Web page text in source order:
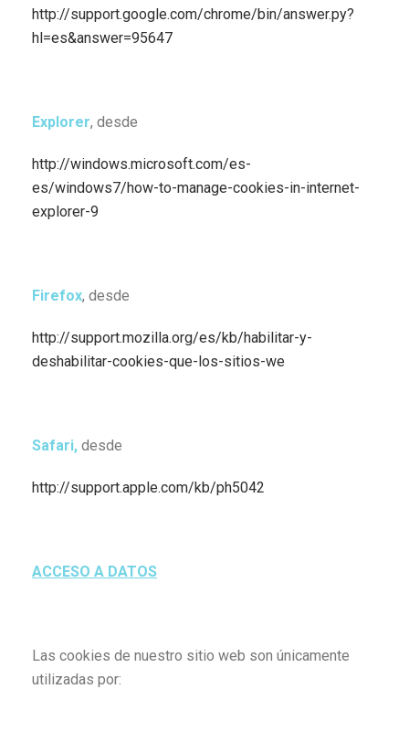
http://support.google.com/chrome/bin/answer.py?
hl=es&answer=95647
Explorer, desde
http://windows.microsoft.com/es-
es/windows7/how-to-manage-cookies-in-internet-
explorer-9
Firefox, desde
http://support.mozilla.org/es/kb/habilitar-y-
deshabilitar-cookies-que-los-sitios-we
Safari, desde
http://support.apple.com/kb/ph5042
ACCESO A DATOS
Las cookies de nuestro sitio web son únicamente
utilizadas por: